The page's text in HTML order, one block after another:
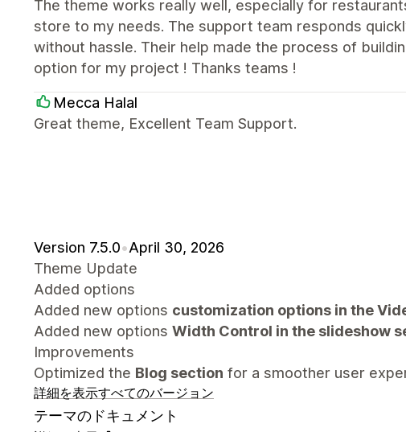
The theme works really well, especially for
store to my needs. The support team responds
without hassle. Their help made the process of
option for my project ! Thanks teams !
Mecca Halal
Great theme, Excellent Team Support.
Version 7.5.0•April 30, 2026
Theme Update
Added options
Added new options customization options in the
Added new options Width Control in the slideshow
Improvements
Optimized the Blog section for a smoother user
詳細を表示すべてのバージョン
テーマのドキュメント